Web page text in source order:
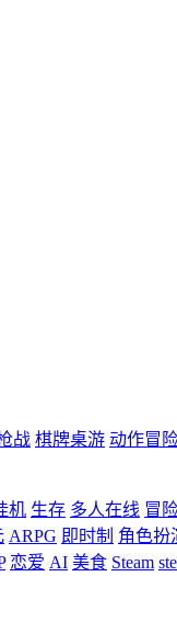
战 棋牌桌游 动作冒
机 生存 多人在线 冒
ARPG 即时制 角色扮
恋爱 AI 美食 Steam